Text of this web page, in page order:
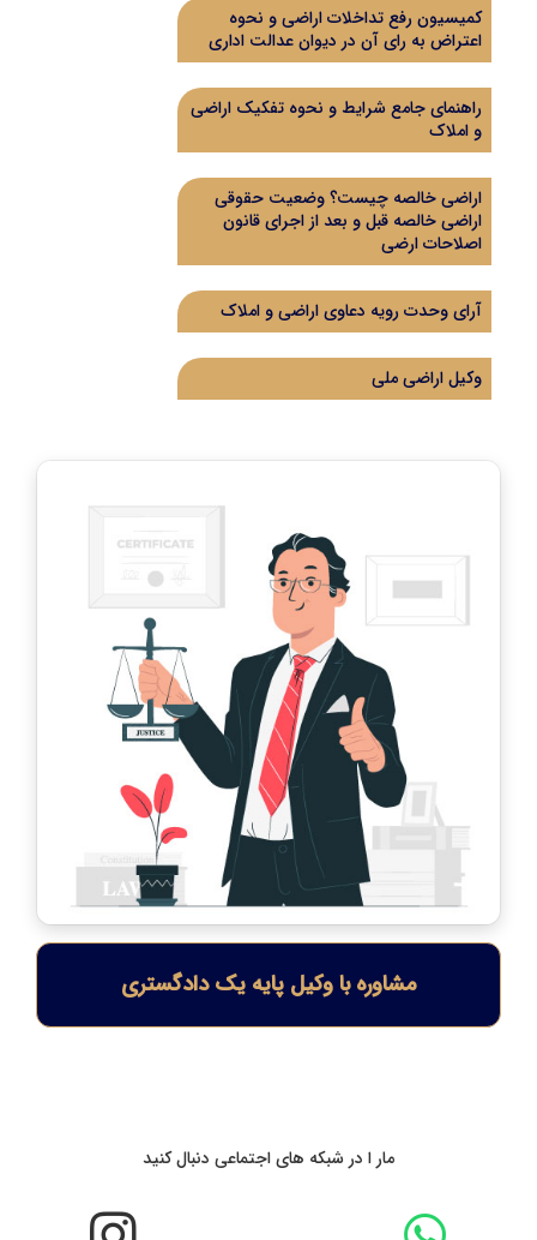
کمیسیون رفع تداخلات اراضی و نحوه
اعتراض به رای آن در دیوان عدالت اداری
راهنمای جامع شرایط و نحوه تفکیک اراضی
و املاک
اراضی خالصه چیست؟ وضعیت حقوقی
اراضی خالصه قبل و بعد از اجرای قانون
اصلاحات ارضی
آرای وحدت رویه دعاوی اراضی و املاک
وکیل اراضی ملی
مشاوره با وکیل پایه یک دادگستری
مار ا در شبکه های اجتماعی دنبال کنید